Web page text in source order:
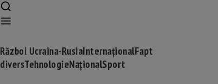
Război Ucraina-RusiaInternaționalFapt
diversTehnologieNaționalSport